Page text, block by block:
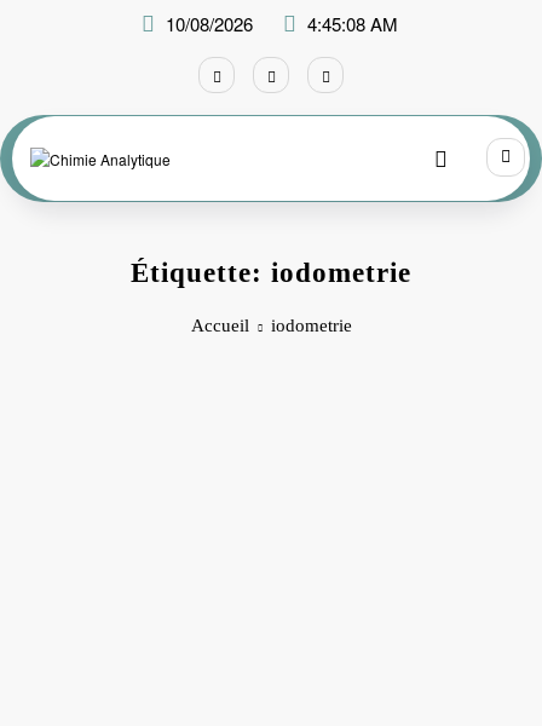
10/08/2026 4:45:08 AM
Étiquette: iodometrie
Accueil iodometrie